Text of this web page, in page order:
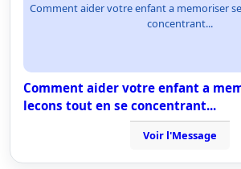
Comment aider votre enfant a memoriser
concentrant...
Comment aider votre enfant a
lecons tout en se concentrant...
Voir l'Message